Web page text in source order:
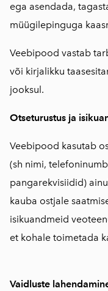
ega asendada,
müügilepinguga
Veebipood vastab
või kirjalikku
jooksul.
Otseturustus ja
Veebipood kasutab
(sh nimi,
pangarekvisiidid)
kauba ostjale
isikuandmeid
et kohale toimetada
Vaidluste